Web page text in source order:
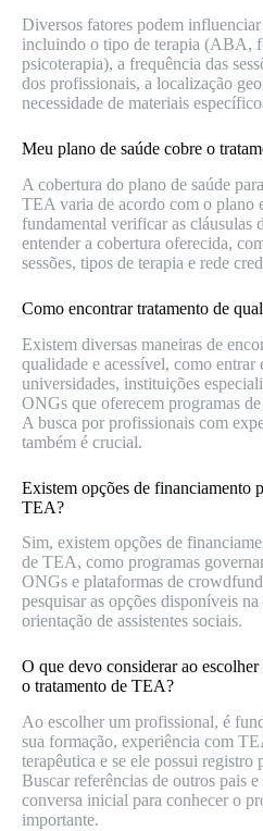
Diversos fatores podem
incluindo o tipo de terapia (ABA,
psicoterapia), a frequência das
dos profissionais, a localização
necessidade de materiais
Meu plano de saúde cobre o
A cobertura do plano de saúde
TEA varia de acordo com o plano
fundamental verificar as cláusulas
entender a cobertura oferecida,
sessões, tipos de terapia e rede
Como encontrar tratamento de
Existem diversas maneiras de
qualidade e acessível, como entrar
universidades, instituições
ONGs que oferecem programas
A busca por profissionais com
também é crucial.
Existem opções de financiamento
TEA?
Sim, existem opções de
de TEA, como programas
ONGs e plataformas de
pesquisar as opções disponíveis
orientação de assistentes sociais.
O que devo considerar ao
o tratamento de TEA?
Ao escolher um profissional, é
sua formação, experiência com
terapêutica e se ele possui
Buscar referências de outros pais e
conversa inicial para conhecer o
importante.